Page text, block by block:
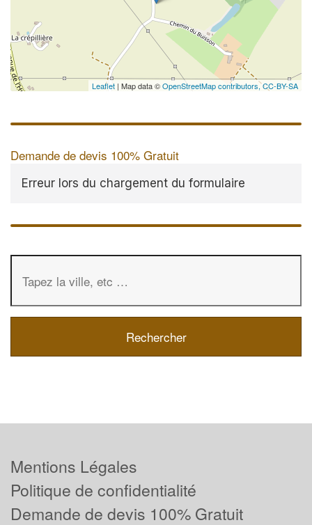
Leaflet | Map data ©OpenStreetMap contributors,CC-BY-SA
Demande de devis 100% Gratuit
Erreur lors du chargement du formulaire
Mentions Légales
Politique de confidentialité
Demande de devis 100% Gratuit